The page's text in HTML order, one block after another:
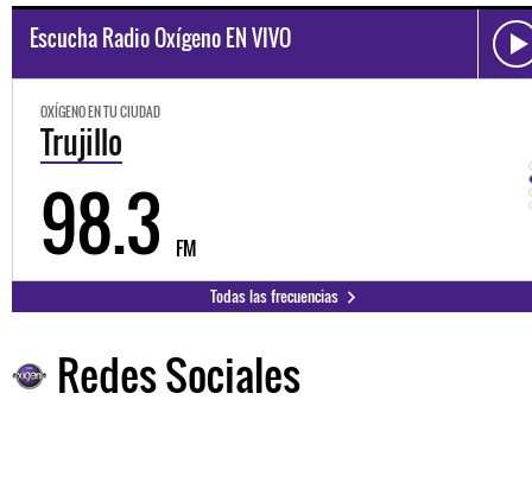
Escucha Radio Oxígeno EN VIVO
OXÍGENO EN TU CIUDAD
Trujillo
98.3 FM
Todas las frecuencias
Redes Sociales